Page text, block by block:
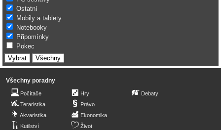
Ostatní
Mobily a tablety
Notebooky
Připomínky
Pokec
Všechny poradny
Počítače
Teraristika
Akvaristika
Kutilství
Hry
Právo
Ekonomika
Život
Debaty